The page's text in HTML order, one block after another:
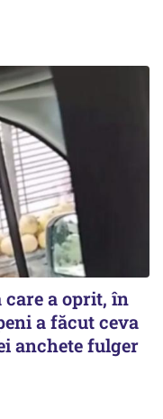
care a oprit, în
a făcut ceva
anchete fulger